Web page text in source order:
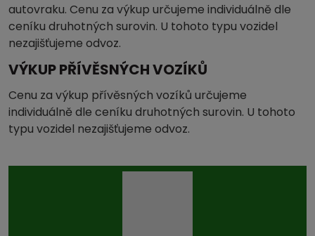
autovraku. Cenu za výkup určujeme individuálně dle
ceníku druhotných surovin. U tohoto typu vozidel
nezajišťujeme odvoz.
VÝKUP PŘÍVĚSNÝCH VOZÍKŮ
Cenu za výkup přívěsných vozíků určujeme
individuálně dle ceníku druhotných surovin. U tohoto
typu vozidel nezajišťujeme odvoz.